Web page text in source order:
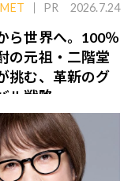
PR 2026.7.24
ら世界へ。100％
の元祖・二階堂
挑む、革新のグ
ル戦略